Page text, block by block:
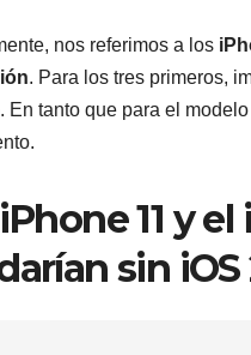
nos referimos a los
. Para los tres primeros,
En tanto que para el
11 y
sin iOS